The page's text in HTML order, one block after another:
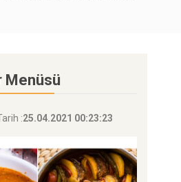
Menüsü
:25.04.2021 00:23:23